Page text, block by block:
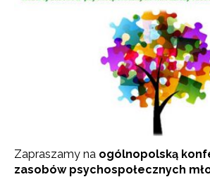
Zapraszamy na ogólnopolską
zasobów psychospołecznych